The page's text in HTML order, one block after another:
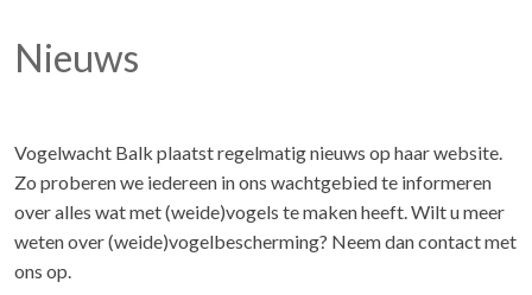
Nieuws
Vogelwacht Balk plaatst regelmatig nieuws op haar website.
Zo proberen we iedereen in ons wachtgebied te informeren
over alles wat met (weide)vogels te maken heeft. Wilt u meer
weten over (weide)vogelbescherming? Neem dan contact met
ons op.